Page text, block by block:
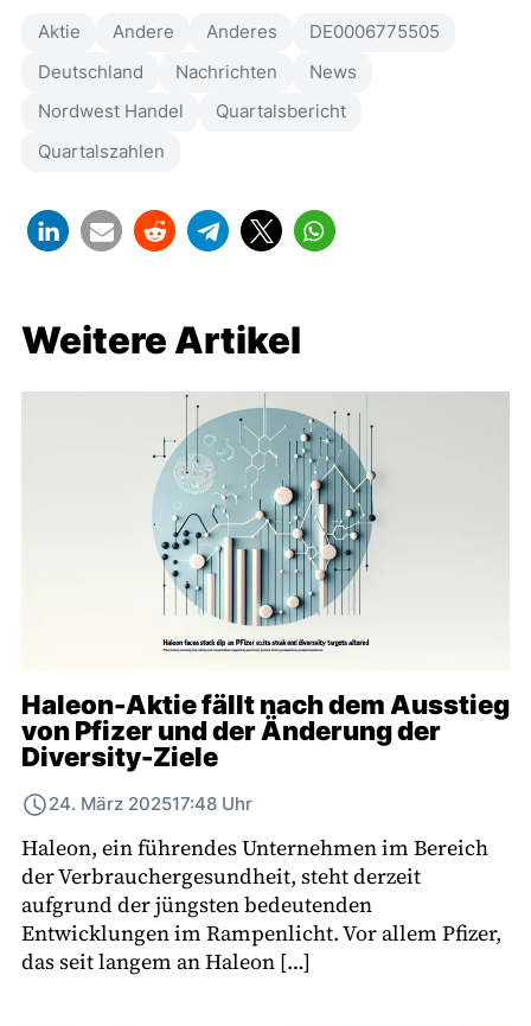
Aktie Andere Anderes
DE0006775505
Deutschland
Nachrichten
News
Nordwest Handel
Quartalsbericht
Quartalszahlen
Weitere Artikel
Haleon-Aktie fällt nach dem Ausstieg
von Pfizer und der Änderung der
Diversity-Ziele
24. März 202517:48 Uhr
Haleon, ein führendes Unternehmen im Bereich
der Verbrauchergesundheit, steht derzeit
aufgrund der jüngsten bedeutenden
Entwicklungen im Rampenlicht. Vor allem Pfizer,
das seit langem an Haleon […]